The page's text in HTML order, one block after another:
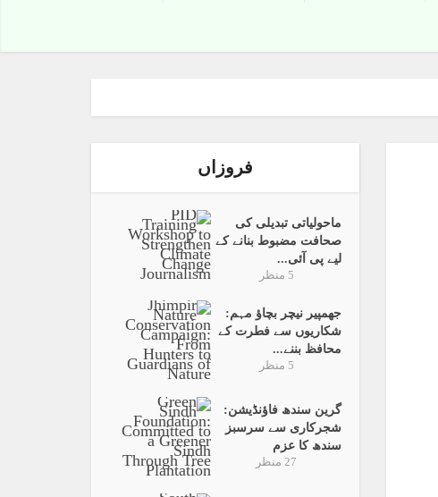
فروزاں
ماحولیاتی تبدیلی کی
صحافت مضبوط بنانے کے
لیے پی آئی...
5 منظر
جھمپیر نیچر بچاؤ مہم:
شکاریوں سے فطرت کے
محافظ بننے...
5 منظر
گرین سندھ فاؤنڈیشن:
شجرکاری سے سرسبز
سندھ کا عزم
27 منظر